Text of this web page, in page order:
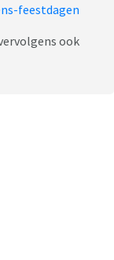
feestdagen
ook